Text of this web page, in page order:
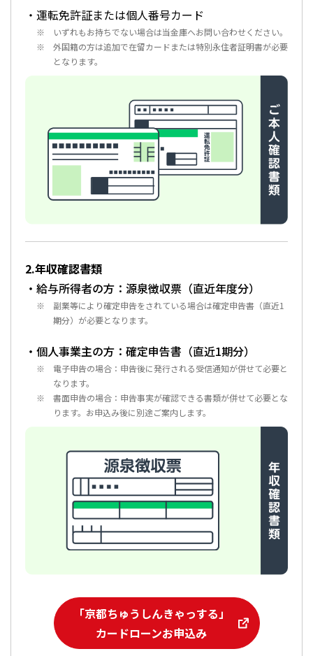
・運転免許証または個人番号カード
いずれもお持ちでない場合は当金庫へお問い合わせください。
外国籍の方は追加で在留カードまたは特別永住者証明書が必要
となります。
2.年収確認書類
・給与所得者の方：源泉徴収票（直近年度分）
副業等により確定申告をされている場合は確定申告書（直近1
期分）が必要となります。
・個人事業主の方：確定申告書（直近1期分）
電子申告の場合：申告後に発行される受信通知が併せて必要と
なります。
書面申告の場合：申告事実が確認できる書類が併せて必要とな
ります。お申込み後に別途ご案内します。
「京都ちゅうしんきゃっする」
カードローンお申込み